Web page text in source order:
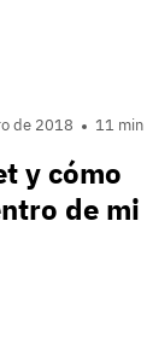
de 2018 11 min
y cómo
de mi